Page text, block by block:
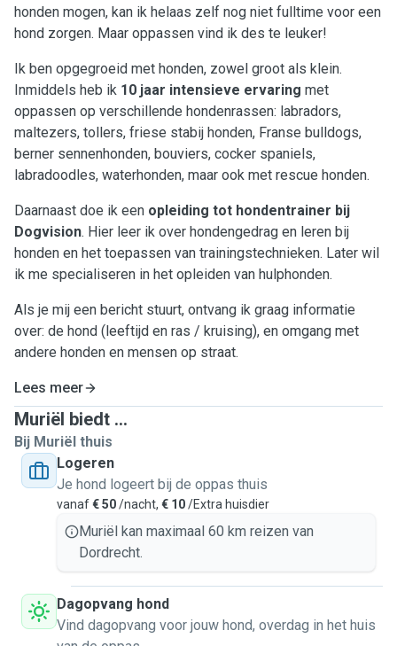
honden mogen, kan ik helaas zelf nog niet fulltime voor een
hond zorgen. Maar oppassen vind ik des te leuker!
Ik ben opgegroeid met honden, zowel groot als klein.
Inmiddels heb ik 10 jaar intensieve ervaring met
oppassen op verschillende hondenrassen: labradors,
maltezers, tollers, friese stabij honden, Franse bulldogs,
berner sennenhonden, bouviers, cocker spaniels,
labradoodles, waterhonden, maar ook met rescue honden.
Daarnaast doe ik een opleiding tot hondentrainer bij
Dogvision. Hier leer ik over hondengedrag en leren bij
honden en het toepassen van trainingstechnieken. Later wil
ik me specialiseren in het opleiden van hulphonden.
Als je mij een bericht stuurt, ontvang ik graag informatie
over: de hond (leeftijd en ras / kruising), en omgang met
andere honden en mensen op straat.
Lees meer
Muriël biedt ...
Bij Muriël thuis
Logeren
Je hond logeert bij de oppas thuis
vanaf€ 50/nacht, € 10/Extra huisdier
Muriël kan maximaal 60 km reizen van
Dordrecht.
Dagopvang hond
Vind dagopvang voor jouw hond, overdag in het huis